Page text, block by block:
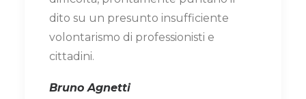
dito su un presunto insufficiente
volontarismo di professionisti e
cittadini.
Bruno Agnetti